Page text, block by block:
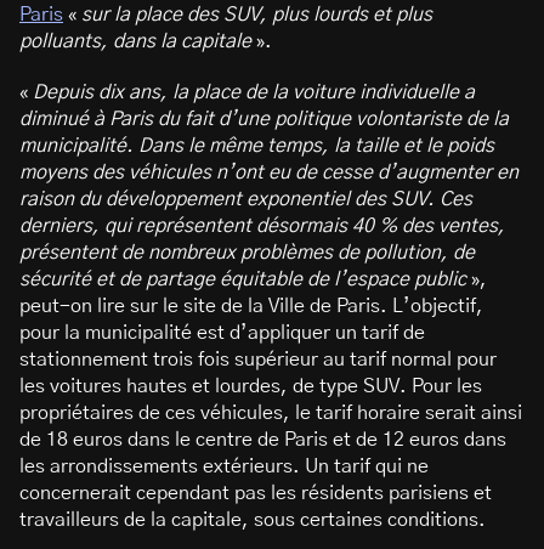
Paris « sur la place des SUV, plus lourds et plus
polluants, dans la capitale».
« Depuis dix ans, la place de la voiture individuelle a
diminué à Paris du fait d’une politique volontariste de la
municipalité. Dans le même temps, la taille et le poids
moyens des véhicules n’ont eu de cesse d’augmenter en
raison du développement exponentiel des SUV. Ces
derniers, qui représentent désormais 40 % des ventes,
présentent de nombreux problèmes de pollution, de
sécurité et de partage équitable de l’espace public»,
peut-on lire sur le site de la Ville de Paris. L’objectif,
pour la municipalité est d’appliquer un tarif de
stationnement trois fois supérieur au tarif normal pour
les voitures hautes et lourdes, de type SUV. Pour les
propriétaires de ces véhicules, le tarif horaire serait ainsi
de 18 euros dans le centre de Paris et de 12 euros dans
les arrondissements extérieurs. Un tarif qui ne
concernerait cependant pas les résidents parisiens et
travailleurs de la capitale, sous certaines conditions.